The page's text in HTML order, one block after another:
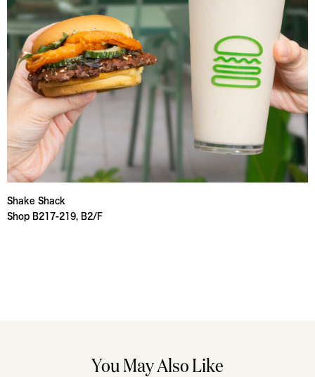
Shake Shack
Shop B217-219, B2/F
You May Also Like